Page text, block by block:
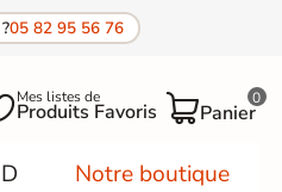
05 82 95 56 76
Mes listes de
Produits Favoris Panier
0
Notre boutique